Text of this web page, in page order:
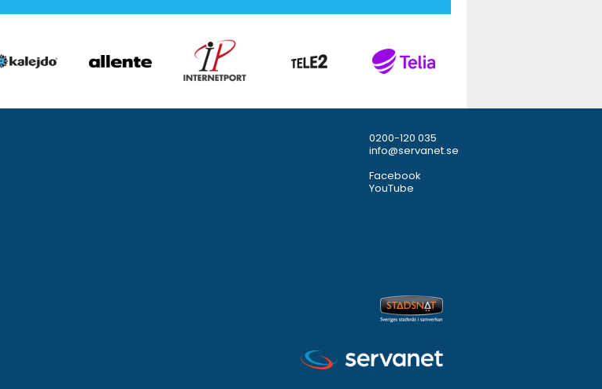
0200-120 035
info@servanet.se
Facebook
YouTube